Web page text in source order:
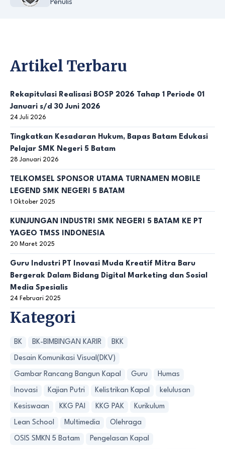
Penulis
Artikel Terbaru
Rekapitulasi Realisasi BOSP 2026 Tahap 1 Periode 01
Januari s/d 30 Juni 2026
24 Juli 2026
Tingkatkan Kesadaran Hukum, Bapas Batam Edukasi
Pelajar SMK Negeri 5 Batam
28 Januari 2026
TELKOMSEL SPONSOR UTAMA TURNAMEN MOBILE
LEGEND SMK NEGERI 5 BATAM
1 Oktober 2025
KUNJUNGAN INDUSTRI SMK NEGERI 5 BATAM KE PT
YAGEO TMSS INDONESIA
20 Maret 2025
Guru Industri PT Inovasi Muda Kreatif Mitra Baru
Bergerak Dalam Bidang Digital Marketing dan Sosial
Media Spesialis
24 Februari 2025
Kategori
BK BK-BIMBINGAN KARIR BKK
Desain Komunikasi Visual(DKV)
Gambar Rancang Bangun Kapal Guru Humas
Inovasi Kajian Putri Kelistrikan Kapal kelulusan
Kesiswaan KKG PAI KKG PAK Kurikulum
Lean School Multimedia Olehraga
OSIS SMKN 5 Batam Pengelasan Kapal